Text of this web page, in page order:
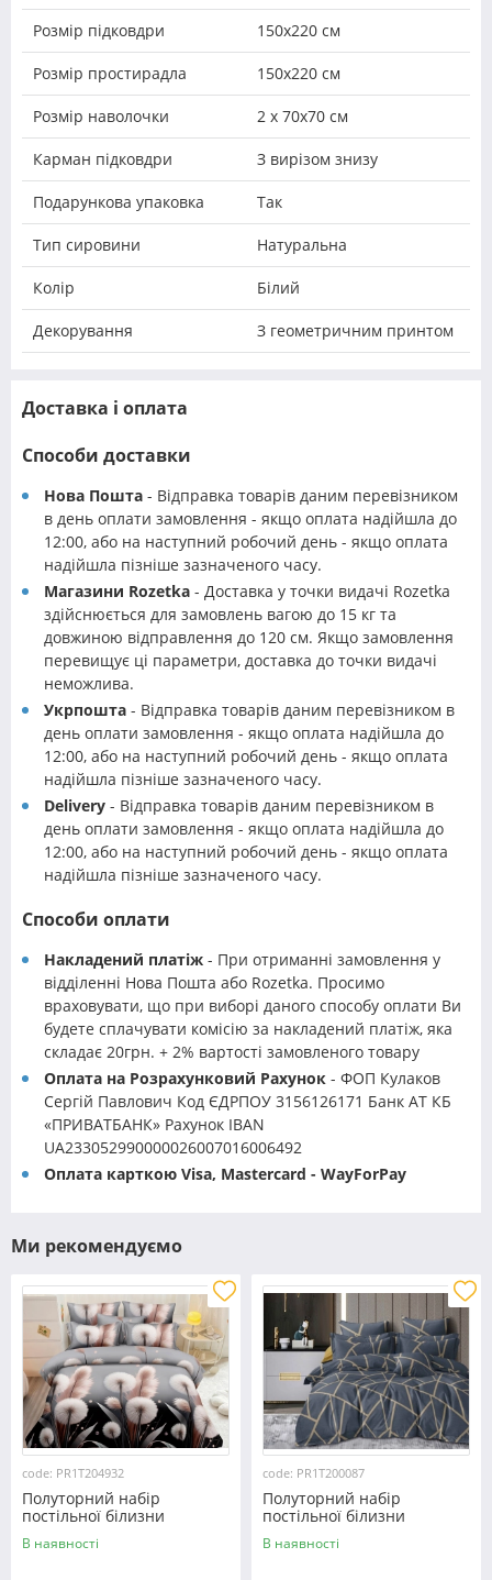
Розмір підковдри 150х220 см
Розмір простирадла 150х220 см
Розмір наволочки 2 х 70х70 см
Карман підковдри З вирізом знизу
Подарункова упаковка Так
Тип сировини Натуральна
Колір Білий
Декорування З геометричним принтом
Доставка і оплата
Способи доставки
Нова Пошта - Відправка товарів даним перевізником
в день оплати замовлення - якщо оплата надійшла до
12:00, або на наступний робочий день - якщо оплата
надійшла пізніше зазначеного часу.
Магазини Rozetka - Доставка у точки видачі Rozetka
здійснюється для замовлень вагою до 15 кг та
довжиною відправлення до 120 см. Якщо замовлення
перевищує ці параметри, доставка до точки видачі
неможлива.
Укрпошта - Відправка товарів даним перевізником в
день оплати замовлення - якщо оплата надійшла до
12:00, або на наступний робочий день - якщо оплата
надійшла пізніше зазначеного часу.
Delivery - Відправка товарів даним перевізником в
день оплати замовлення - якщо оплата надійшла до
12:00, або на наступний робочий день - якщо оплата
надійшла пізніше зазначеного часу.
Способи оплати
Накладений платіж - При отриманні замовлення у
відділенні Нова Пошта або Rozetka. Просимо
враховувати, що при виборі даного способу оплати Ви
будете сплачувати комісію за накладений платіж, яка
складає 20грн. + 2% вартості замовленого товару
Оплата на Розрахунковий Рахунок - ФОП Кулаков
Сергій Павлович Код ЄДРПОУ 3156126171 Банк АТ КБ
«ПРИВАТБАНК» Рахунок IBAN
UA233052990000026007016006492
Оплата карткою Visa, Mastercard - WayForPay
Ми рекомендуємо
code: PR1T204932
Полуторний набір
постільної білизни
150*220 із полікотону
№204932 Черешенька™
В наявності
code: PR1T200087
Полуторний набір
постільної білизни
150*220 із полікотону
№200087 Черешенька™
В наявності